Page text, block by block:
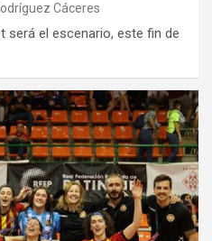
Cáceres
será el escenario, este fin de